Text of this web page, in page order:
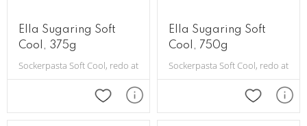
Ella Sugaring Soft
Cool, 375g
Sockerpasta Soft Cool, redo att användas utan uppvärmning.
Lägg till i favoriter
Ella Sugaring Soft
Cool, 750g
Sockerpasta Soft Cool, redo att
Lägg till i